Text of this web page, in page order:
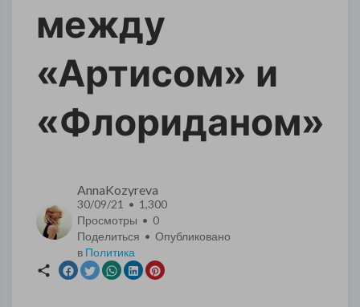
между
«Артисом» и
«Флориданом»
AnnaKozyreva
30/09/21 • 1,300
Просмотры • 0
Поделиться • Опубликовано
в Политика